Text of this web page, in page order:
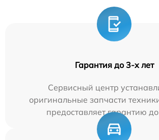
Гарантия до 3-х лет
Сервисный центр
оригинальные запчасти
предоставляет гарантию до